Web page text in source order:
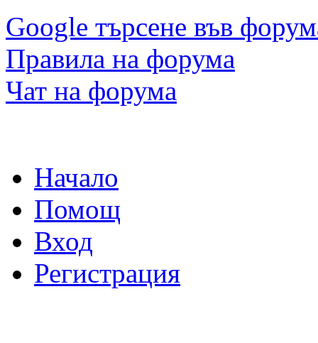
Google търсене във
Правила на форума
Чат на форума
Начало
Помощ
Вход
Регистрация